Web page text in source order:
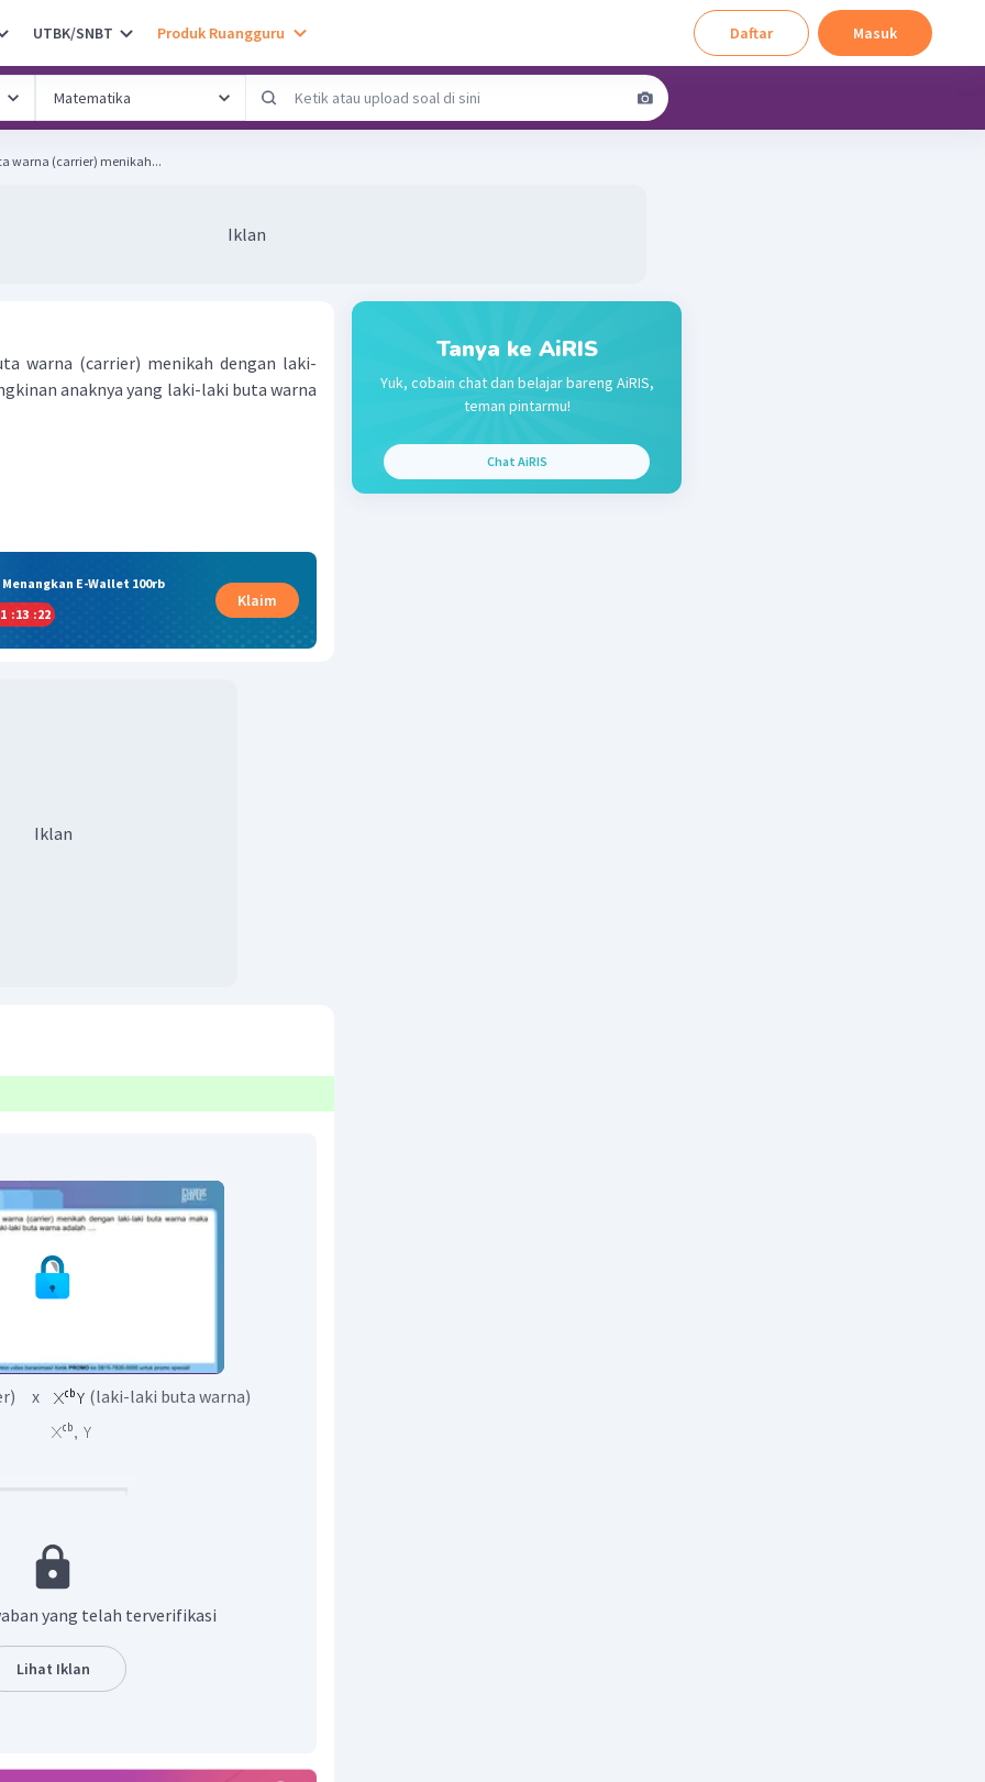
UTBK/SNBT Produk Ruangguru Daftar Masuk
warna (carrier) menikah...
Iklan
warna (carrier) menikah dengan laki-
anaknya yang laki-laki buta warna
E-Wallet 100rb
:13 :21
Klaim
Iklan
x
(laki-laki buta warna)
carier = 25%)
yang telah terverifikasi
Lihat Iklan
Tanya ke AiRIS
Yuk, cobain chat dan belajar bareng AiRIS,
teman pintarmu!
Chat AiRIS